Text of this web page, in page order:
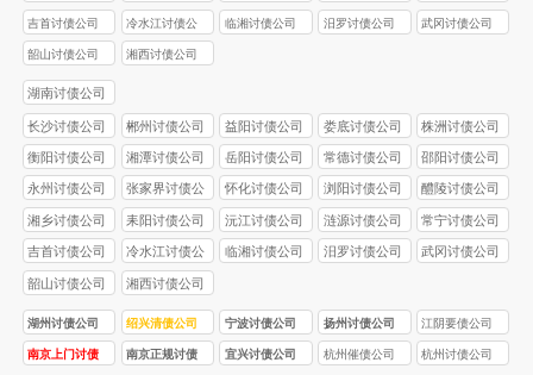
吉首讨债公司
冷水江讨债公
司
临湘讨债公司 汨罗讨债公司 武冈讨债公司
韶山讨债公司 湘西讨债公司
湖南讨债公司
长沙讨债公司 郴州讨债公司 益阳讨债公司 娄底讨债公司 株洲讨债公司
衡阳讨债公司 湘潭讨债公司 岳阳讨债公司 常德讨债公司 邵阳讨债公司
永州讨债公司
张家界讨债公
司
怀化讨债公司 浏阳讨债公司 醴陵讨债公司
湘乡讨债公司 耒阳讨债公司 沅江讨债公司 涟源讨债公司 常宁讨债公司
吉首讨债公司
冷水江讨债公
司
临湘讨债公司 汨罗讨债公司 武冈讨债公司
韶山讨债公司 湘西讨债公司
湖州讨债公司 绍兴清债公司 宁波讨债公司 扬州讨债公司 江阴要债公司
南京上门讨债
南京正规讨债
宜兴讨债公司 杭州催债公司 杭州讨债公司